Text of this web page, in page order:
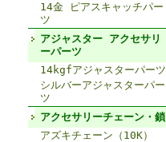
14金 ピアスキャッチパー
ツ
アジャスター アクセサリ
ーパーツ
14kgfアジャスターパーツ
シルバーアジャスターパー
ツ
アクセサリーチェーン・鎖
アズキチェーン（10K）